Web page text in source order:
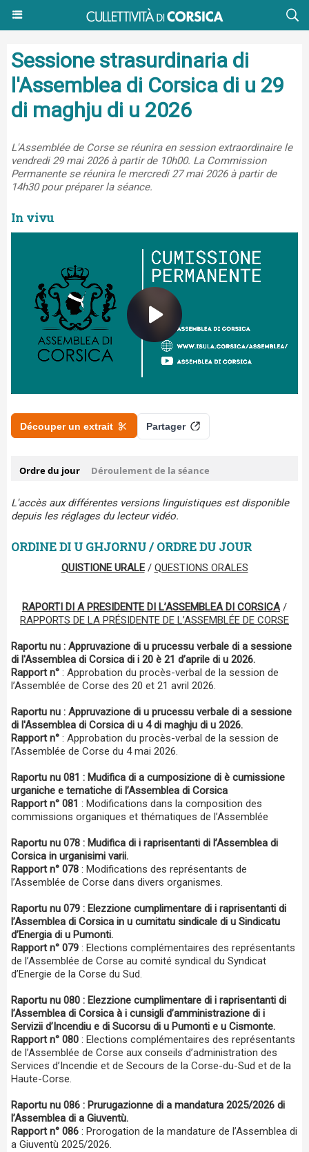
Sessione strasurdinaria di
l'Assemblea di Corsica di u 29
di maghju di u 2026
L'Assemblée de Corse se réunira en session extraordinaire le
vendredi 29 mai 2026 à partir de 10h00. La Commission
Permanente se réunira le mercredi 27 mai 2026 à partir de
14h30 pour préparer la séance.
In vivu
L'accès aux différentes versions linguistiques est disponible
depuis les réglages du lecteur vidéo.
ORDINE DI U GHJORNU / ORDRE DU JOUR
QUISTIONE URALE/ QUESTIONS ORALES
RAPORTI DI A PRESIDENTE DI L’ASSEMBLEA DI CORSICA/
RAPPORTS DE LA PRÉSIDENTE DE L’ASSEMBLÉE DE CORSE
Raportu nu : Appruvazione di u prucessu verbale di a sessione
di l'Assemblea di Corsica di i 20 è 21 d’aprile di u 2026.
Rapport n° : Approbation du procès-verbal de la session de
l’Assemblée de Corse des 20 et 21 avril 2026.
Raportu nu : Appruvazione di u prucessu verbale di a sessione
di l'Assemblea di Corsica di u 4 di maghju di u 2026.
Rapport n° : Approbation du procès-verbal de la session de
l’Assemblée de Corse du 4 mai 2026.
Raportu nu 081 : Mudifica di a cumposizione di è cumissione
urganiche e tematiche di l’Assemblea di Corsica
Rapport n° 081 : Modifications dans la composition des
commissions organiques et thématiques de l’Assemblée
Raportu nu 078 : Mudifica di i raprisentanti di l’Assemblea di
Corsica in urganisimi varii.
Rapport n° 078 : Modifications des représentants de
l’Assemblée de Corse dans divers organismes.
Raportu nu 079 : Elezzione cumplimentare di i raprisentanti di
l’Assemblea di Corsica in u cumitatu sindicale di u Sindicatu
d’Energia di u Pumonti.
Rapport n° 079 : Elections complémentaires des représentants
de l’Assemblée de Corse au comité syndical du Syndicat
d’Energie de la Corse du Sud.
Raportu nu 080 : Elezzione cumplimentare di i raprisentanti di
l’Assemblea di Corsica à i cunsigli d’amministrazione di i
Servizii d’Incendiu e di Sucorsu di u Pumonti e u Cismonte.
Rapport n° 080 : Elections complémentaires des représentants
de l’Assemblée de Corse aux conseils d’administration des
Services d’Incendie et de Secours de la Corse-du-Sud et de la
Haute-Corse.
Raportu nu 086 : Prurugazionne di a mandatura 2025/2026 di
l’Assemblea di a Giuventù.
Rapport n° 086 : Prorogation de la mandature de l’Assemblea di
a Giuventù 2025/2026.